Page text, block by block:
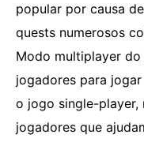
popular por causa
quests numerosos
Modo multiplayer
jogadores para
o jogo single-player,
jogadores que